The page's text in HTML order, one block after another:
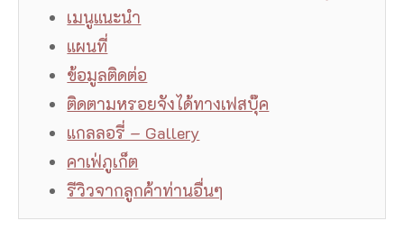
เมนูแนะนำ
แผนที่
ข้อมูลติดต่อ
ติดตามหรอยจังได้ทางเฟสบุ๊ค
แกลลอรี่ – Gallery
คาเฟ่ภูเก็ต
รีวิวจากลูกค้าท่านอื่นๆ